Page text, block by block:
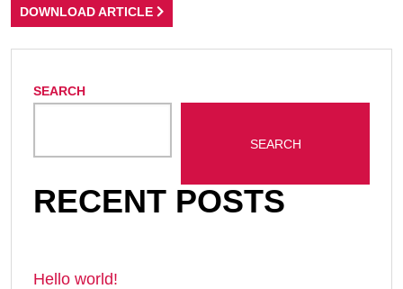
DOWNLOAD ARTICLE
SEARCH
SEARCH
RECENT POSTS
Hello world!